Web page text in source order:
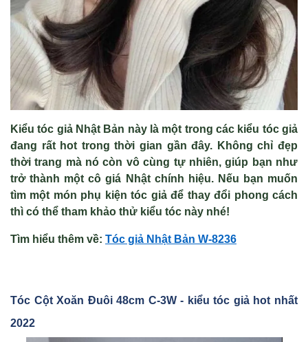
Kiểu tóc giả Nhật Bản này là một trong các kiểu tóc giả
đang rất hot trong thời gian gần đây. Không chỉ đẹp
thời trang mà nó còn vô cùng tự nhiên, giúp bạn như
trở thành một cô giá Nhật chính hiệu. Nếu bạn muốn
tìm một món phụ kiện tóc giả để thay đổi phong cách
thì có thể tham khảo thử kiểu tóc này nhé!
Tìm hiểu thêm về: Tóc giả Nhật Bản W-8236
Tóc Cột Xoăn Đuôi 48cm C-3W - kiểu tóc giả hot nhất
2022